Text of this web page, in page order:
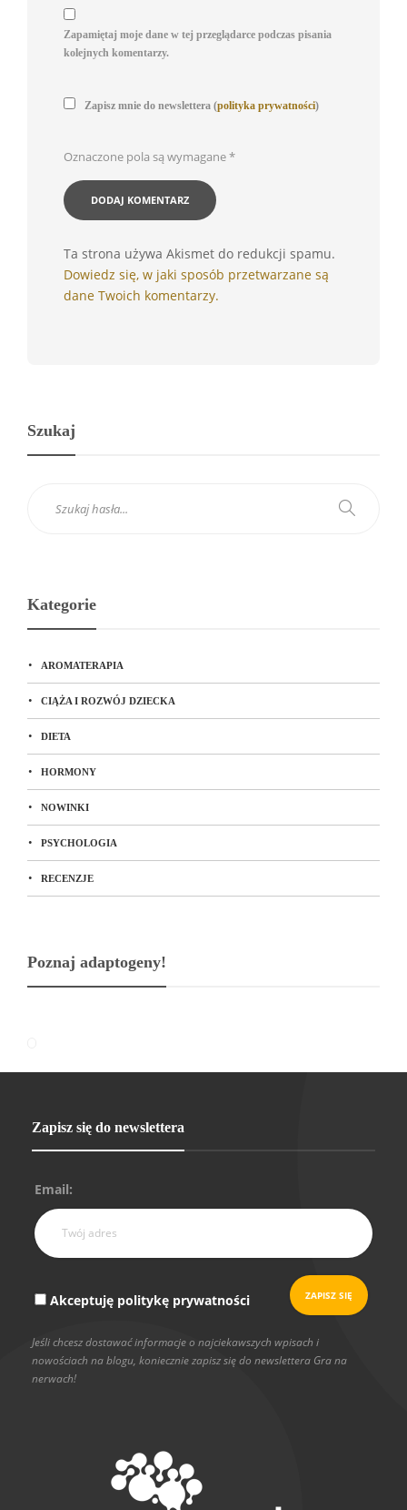
Zapamiętaj moje dane w tej przeglądarce podczas pisania
kolejnych komentarzy.
Zapisz mnie do newslettera (polityka prywatności)
Oznaczone pola są wymagane*
Ta strona używa Akismet do redukcji spamu.
Dowiedz się, w jaki sposób przetwarzane są
dane Twoich komentarzy.
Szukaj
Kategorie
AROMATERAPIA
CIĄŻA I ROZWÓJ DZIECKA
DIETA
HORMONY
NOWINKI
PSYCHOLOGIA
RECENZJE
Poznaj adaptogeny!
Zapisz się do newslettera
Email:
Akceptuję politykę prywatności
Jeśli chcesz dostawać informacje o najciekawszych wpisach i
nowościach na blogu, koniecznie zapisz się do newslettera Gra na
nerwach!